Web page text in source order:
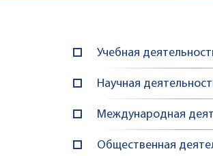
Учебная
Научная
Международная
Общественная